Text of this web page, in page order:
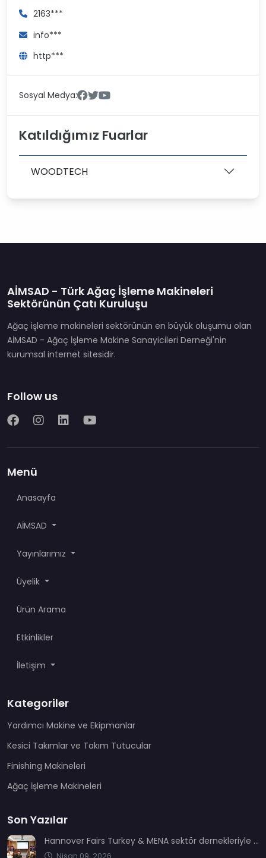
2163***
info***
http***
Sosyal Medya:
Katıldığımız Fuarlar
WOODTECH
AİMSAD - Türk Ağaç İşleme Makineleri
Sektörünün Çatı Kuruluşu
Ağaç işleme makineleri sektörünün en büyük oluşumu olan
AİMSAD - Ağaç İşleme Makine Sanayicileri Derneği'nin
kurumsal internet sitesidir.
Follow us
Menü
Anasayfa
AİMSAD
Yayınlarımız
Üyelik
Ürün Arama
Etkinlikler
İletişim
Kategoriler
Yardımcı Makine ve Ekipmanlar
Kesici Takımlar ve Takım Tutucular
Finishing Makineleri
Ağaç İşleme Makineleri
Son Yazılar
Hannover Fairs Turkey & MENA sektör dernekleriyle bir araya geldi